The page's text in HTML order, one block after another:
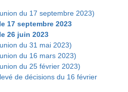
du 17 septembre 2023)
17 septembre 2023
26 juin 2023
du 31 mai 2023)
du 16 mars 2023)
du 25 février 2023)
de décisions du 16 février